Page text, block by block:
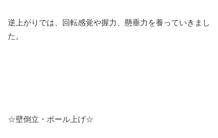
逆上がりでは、回転感覚や握力、懸垂力を養っていきまし
た。
☆壁倒立・ボール上げ☆